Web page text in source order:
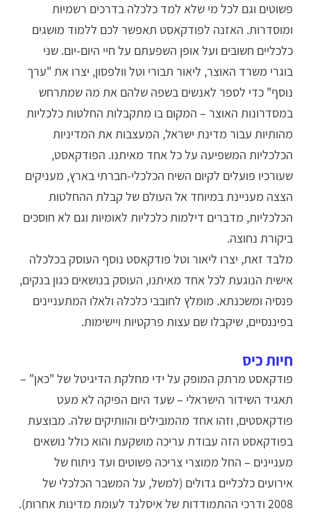
פשוטים וגם לכל מי שלא למד כלכלה בדרכים רשמיות
ומוסדרות. האזנה לפודקאסט תאפשר לכם ללמוד מושגים
כלכליים חשובים ועל אופן השפעתם על חיי היום-יום. שני
בוגרי משרד האוצר, ליאור תבורי וטל וולפסון, יצרו את "ערך
נוסף" כדי לספר לאנשים בשפה שלהם את מה שמתרחש
במסדרונות האוצר – המקום בו מתקבלות החלטות כלכליות
מהותיות עבור מדינת ישראל, המעצבות את המדיניות
הכלכליות המשפיעה על כל אחד מאיתנו. הפודקאסט,
שעורכיו פועלים לקיום השיח הכלכלי-חברתי בארץ, מעניקים
הצצה מעניינת במיוחד אל העולם של קבלת ההחלטות
הכלכליות, מדברים דילמות כלכליות לאומיות וגם לא חוסכים
ביקורת נחוצה.
מלבד זאת, יצרו ליאור וטל פודקאסט נוסף העוסק בכלכלה
אישית הנוגעת לכל אחד מאיתנו, העוסק בנושאים כגון בנקים,
פנסיה ומשכנתא. מומלץ לחובבי כלכלה ולאלו המתעניינים
בפיננסיים, שיקבלו שם עצות פרקטיות ויישימות.
חיות כיס
פודקאסט מרתק המופק על ידי מחלקת הדיגיטל של "כאן" –
תאגיד השידור הישראלי – שעד היום הפיקה לא מעט
פודקאסטים, וזהו אחד מהמובילים והוותיקים שלה. מבוצעת
בפודקאסט הזה עבודת עריכה מושקעת והוא כולל נושאים
מעניינים – החל ממוצרי צריכה פשוטים ועד ניתוח של
אירועים כלכליים גדולים (למשל, על המשבר הכלכלי של
2008 ודרכי ההתמודדות של איסלנד לעומת מדינות אחרות).